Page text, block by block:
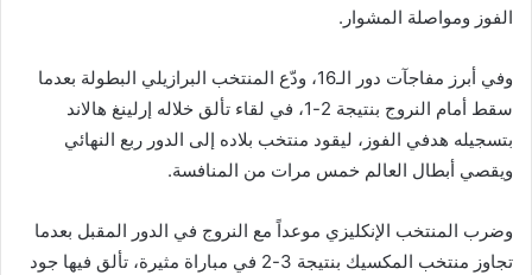
الفوز ومواصلة المشوار.
وفي أبرز مفاجآت دور الـ16، ودّع المنتخب البرازيلي البطولة بعدما
سقط أمام النروج بنتيجة 2-1، في لقاء تألق خلاله إرلينغ هالاند
بتسجيله هدفي الفوز، ليقود منتخب بلاده إلى الدور ربع النهائي
ويقصي أبطال العالم خمس مرات من المنافسة.
وضرب المنتخب الإنكليزي موعداً مع النروج في الدور المقبل بعدما
تجاوز منتخب المكسيك بنتيجة 3-2 في مباراة مثيرة، تألق فيها جود